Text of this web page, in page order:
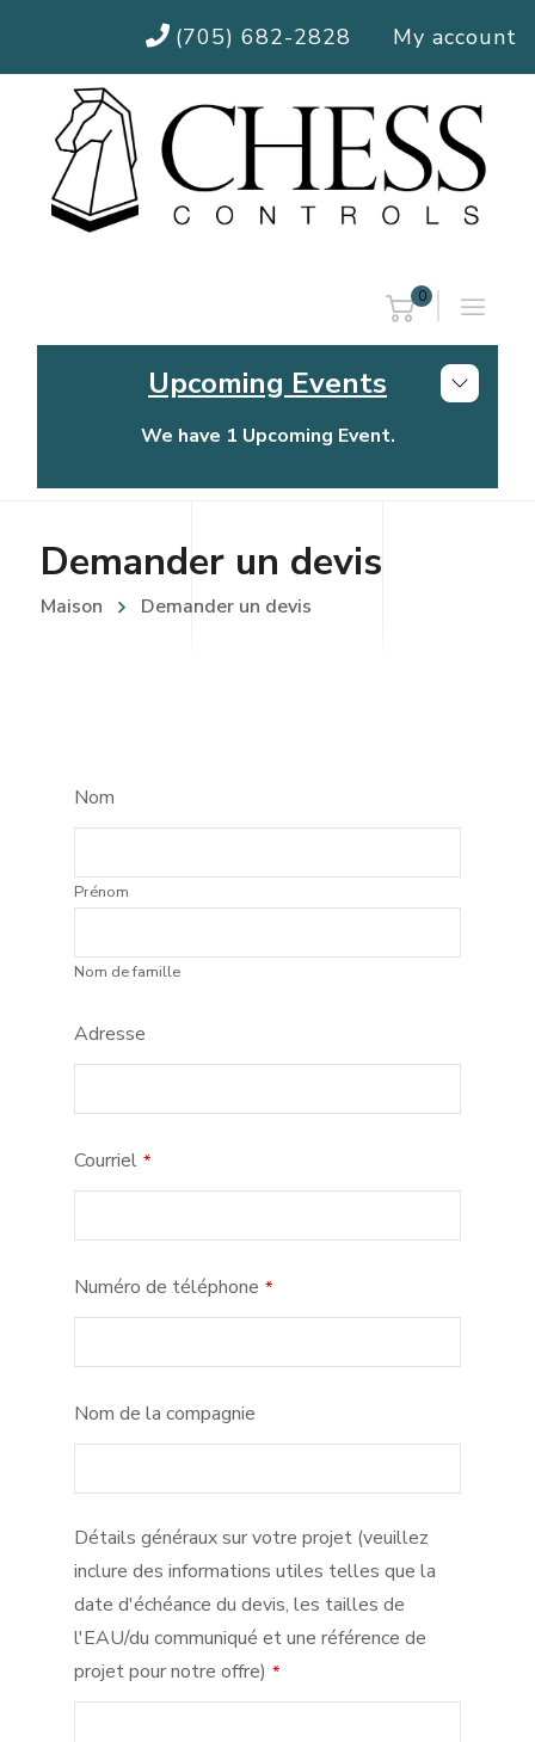
(705) 682-2828 My account
0
Upcoming Events
We have 1 Upcoming Event.
Chess Controls Golf Tournament
Demander un devis
Maison Demander un devis
Nom
Prénom
Nom de famille
Adresse
Courriel *
Numéro de téléphone *
Nom de la compagnie
Détails généraux sur votre projet (veuillez
inclure des informations utiles telles que la
date d'échéance du devis, les tailles de
l'EAU/du communiqué et une référence de
projet pour notre offre) *